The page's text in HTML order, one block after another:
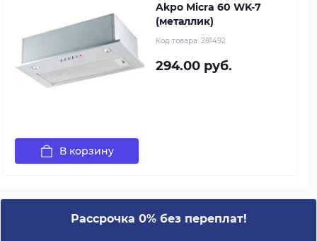
Akpo Micra 60 WK-7
(металлик)
Код товара: 281492
294.00 руб.
В корзину
Рассрочка 0% без переплат!